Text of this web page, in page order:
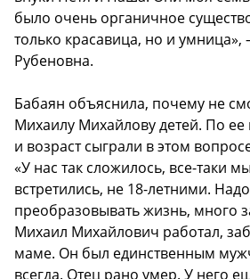
было очень органичное
только красавица, но и умница»,
Рубеновна.
Бабаян объяснила, почему не
Михаилу Михайлову детей. По
и возраст сыграли в этом
«У нас так сложилось, все-таки
встретились, не 18-летними.
преобразовывать жизнь, много
Михаил Михайлович работал,
маме. Он был единственным
всегда. Отец рано умер. У него